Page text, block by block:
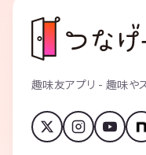
趣味友アプリ - 趣味や